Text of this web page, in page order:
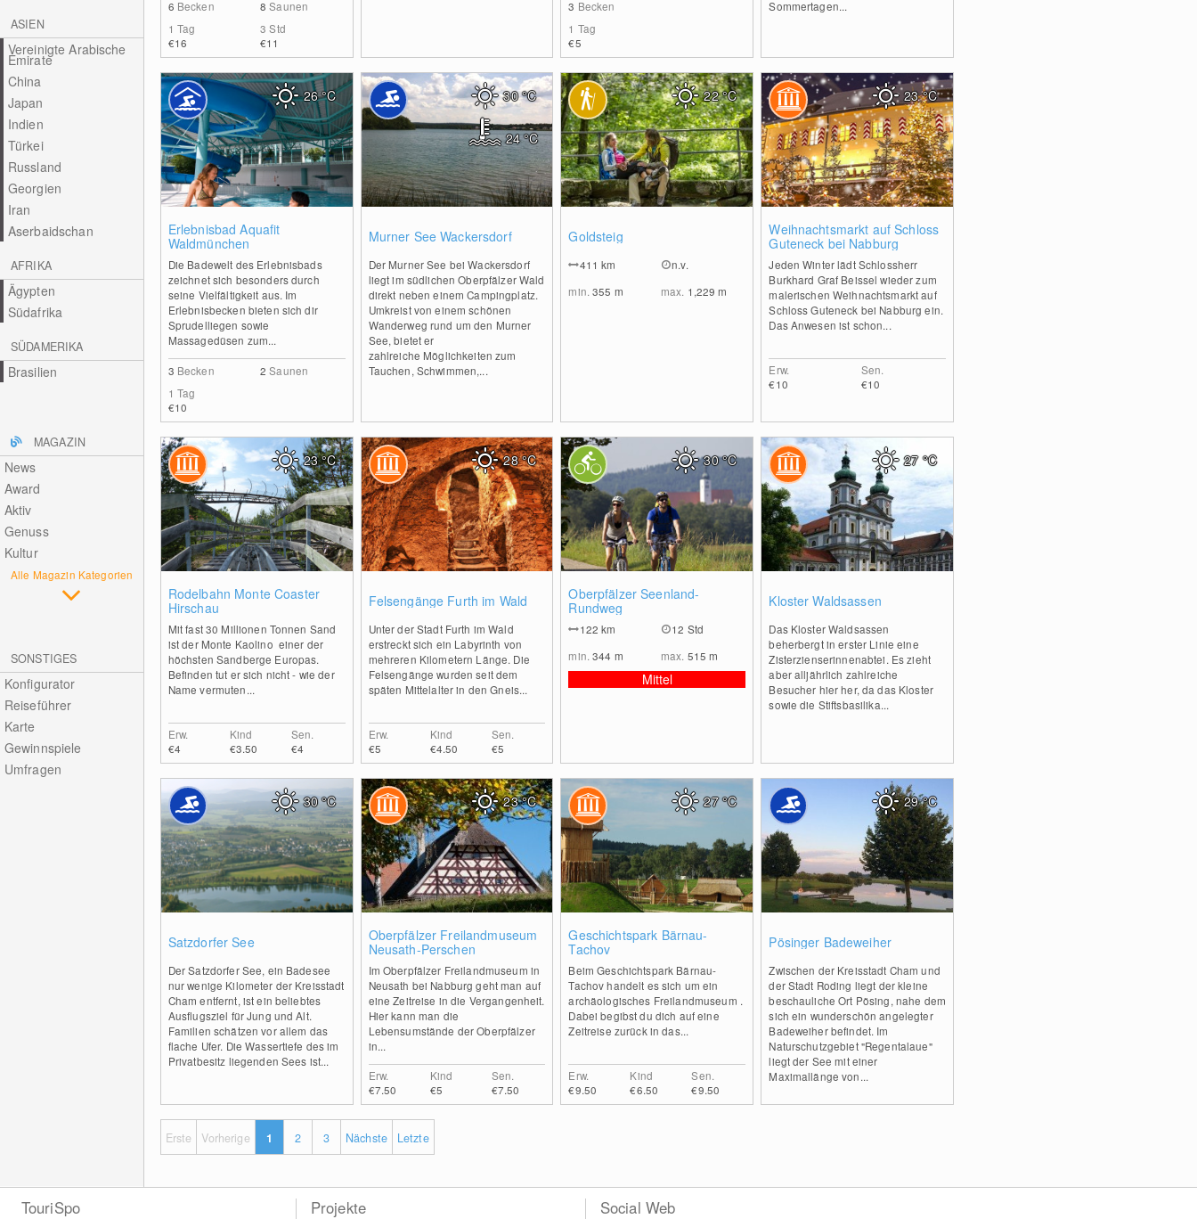
ASIEN
Vereinigte Arabische
Emirate
China
Japan
Indien
Türkei
Russland
Georgien
Iran
Aserbaidschan
AFRIKA
Ägypten
Südafrika
SÜDAMERIKA
Brasilien
MAGAZIN
News
Award
Aktiv
Genuss
Kultur
Alle Magazin Kategorien
SONSTIGES
Konfigurator
Reiseführer
Karte
Gewinnspiele
Umfragen
6 Becken 8 Saunen
1 Tag
€16
3 Std
€11
3 Becken
1 Tag
€5
Sommertagen...
Erlebnisbad Aquafit
Waldmünchen
Die Badewelt des Erlebnisbads
zeichnet sich besonders durch
seine Vielfältigkeit aus. Im
Erlebnisbecken bieten sich dir
Sprudelliegen sowie
Massagedüsen zum...
3 Becken 2 Saunen
1 Tag
€10
26°C
Murner See Wackersdorf
Der Murner See bei Wackersdorf
liegt im südlichen Oberpfälzer Wald
direkt neben einem Campingplatz.
Umkreist von einem schönen
Wanderweg rund um den Murner
See, bietet er
zahlreiche Möglichkeiten zum
Tauchen, Schwimmen,...
30°C
24°C
Goldsteig
411km
n.v.
min.355 m max. 1,229m
22°C
Weihnachtsmarkt auf Schloss
Guteneck bei Nabburg
Jeden Winter lädt Schlossherr
Burkhard Graf Beissel wieder zum
malerischen Weihnachtsmarkt auf
Schloss Guteneck bei Nabburg ein.
Das Anwesen ist schon...
Erw.
€10
Sen.
€10
23°C
Rodelbahn Monte Coaster
Hirschau
Mit fast 30 Millionen Tonnen Sand
ist der Monte Kaolino einer der
höchsten Sandberge Europas.
Befinden tut er sich nicht - wie der
Name vermuten...
Erw.
€4
Kind
€3.50
Sen.
€4
23°C
Felsengänge Furth im Wald
Unter der Stadt Furth im Wald
erstreckt sich ein Labyrinth von
mehreren Kilometern Länge. Die
Felsengänge wurden seit dem
späten Mittelalter in den Gneis...
Erw.
€5
Kind
€4.50
Sen.
€5
28°C
Oberpfälzer Seenland-
Rundweg
122km
12 Std
min.344 m max. 515m
Mittel
30°C
Kloster Waldsassen
Das Kloster Waldsassen
beherbergt in erster Linie eine
Zisterzienserinnenabtei. Es zieht
aber alljährlich zahlreiche
Besucher hier her, da das Kloster
sowie die Stiftsbasilika...
27°C
Satzdorfer See
Der Satzdorfer See, ein Badesee
nur wenige Kilometer der Kreisstadt
Cham entfernt, ist ein beliebtes
Ausflugsziel für Jung und Alt.
Familien schätzen vor allem das
flache Ufer. Die Wassertiefe des im
Privatbesitz liegenden Sees ist...
30°C
Oberpfälzer Freilandmuseum
Neusath-Perschen
Im Oberpfälzer Freilandmuseum in
Neusath bei Nabburg geht man auf
eine Zeitreise in die Vergangenheit.
Hier kann man die
Lebensumstände der Oberpfälzer
in...
Erw.
€7.50
Kind
€5
Sen.
€7.50
23°C
Geschichtspark Bärnau-
Tachov
Beim Geschichtspark Bärnau-
Tachov handelt es sich um ein
archäologisches Freilandmuseum .
Dabei begibst du dich auf eine
Zeitreise zurück in das...
Erw.
€9.50
Kind
€6.50
Sen.
€9.50
27°C
Pösinger Badeweiher
Zwischen der Kreisstadt Cham und
der Stadt Roding liegt der kleine
beschauliche Ort Pösing, nahe dem
sich ein wunderschön angelegter
Badeweiher befindet. Im
Naturschutzgebiet "Regentalaue"
liegt der See mit einer
Maximallänge von...
29°C
Erste Vorherige 1 2 3 Nächste Letzte
TouriSpo Projekte Social Web